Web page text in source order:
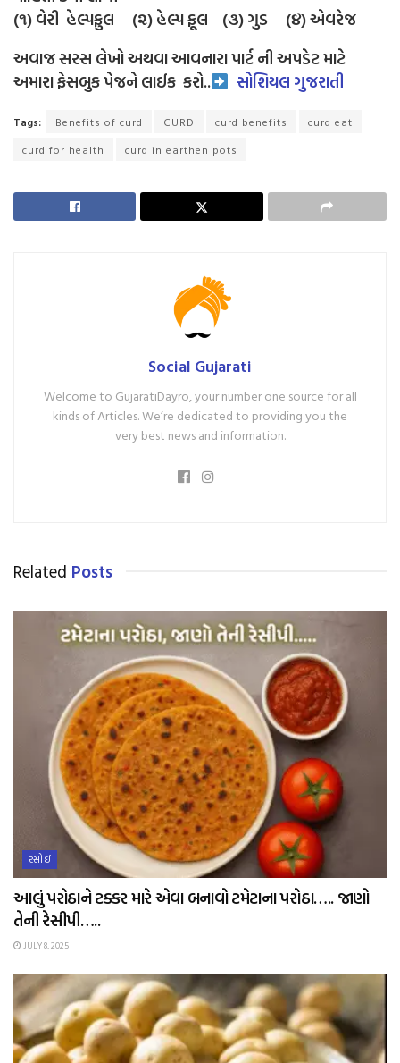
(૧) વેરી હેલ્પફુલ (૨) હેલ્પ ફૂલ (૩) ગુડ (૪) એવરેજ
અવાજ સરસ લેખો અથવા આવનારા પાર્ટ ની અપડેટ માટે
અમારા ફેસબુક પેજને લાઈક કરો.. સોશિયલ ગુજરાતી
Tags: Benefits of curd CURD curd benefits
curd eat
curd for health
curd in earthen pots
Social Gujarati
Welcome to GujaratiDayro, your number one source for all
kinds of Articles. We’re dedicated to providing you the
very best news and information.
Related Posts
રસોઈ
આલું પરોઠાને ટક્કર મારે એવા બનાવો ટમેટાના પરોઠા….. જાણો
તેની રેસીપી…..
JULY 8, 2025